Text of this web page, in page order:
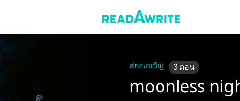
สยองขวัญ 3 ตอน
moonless